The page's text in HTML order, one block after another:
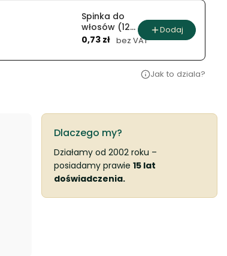
Spinka do
włosów (12
szt.)
Cena
0,73 zł bez VAT
Dodaj
Jak to dziala?
Dlaczego my?
Działamy od 2002 roku –
posiadamy prawie 15 lat
doświadczenia.